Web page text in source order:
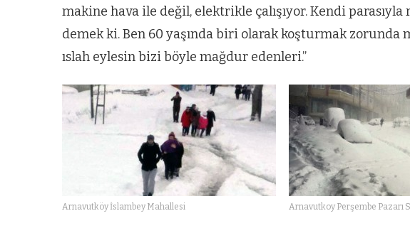
makine hava ile değil, elektrikle çalışıyor. Kendi
demek ki. Ben 60 yaşında biri olarak koşturmak zorunda
ıslah eylesin bizi böyle mağdur edenleri.”
Arnavutköy İslambey Mahallesi Arnavutkoy Perşembe Pazarı